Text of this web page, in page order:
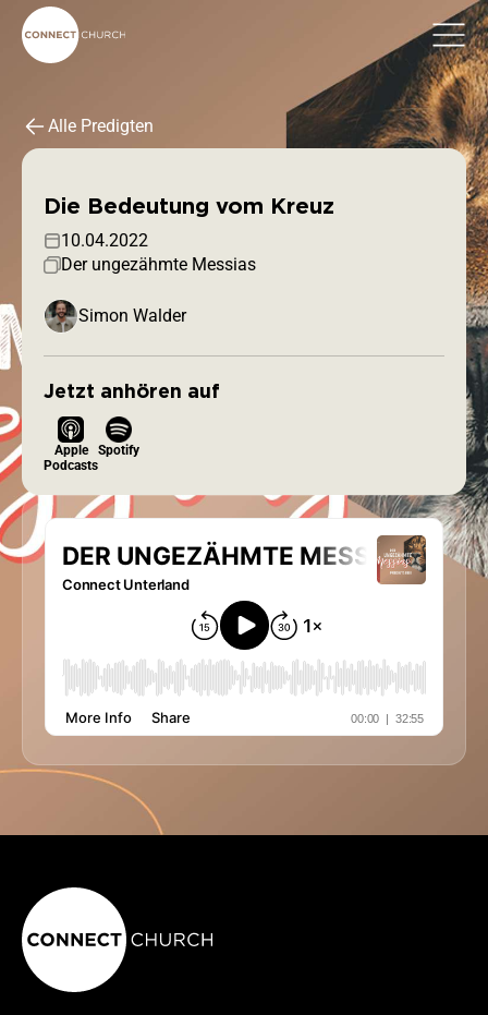
Alle Predigten
Die Bedeutung vom Kreuz
10.04.2022
Der ungezähmte Messias
Simon Walder
Jetzt anhören auf
Apple
Podcasts
Spotify